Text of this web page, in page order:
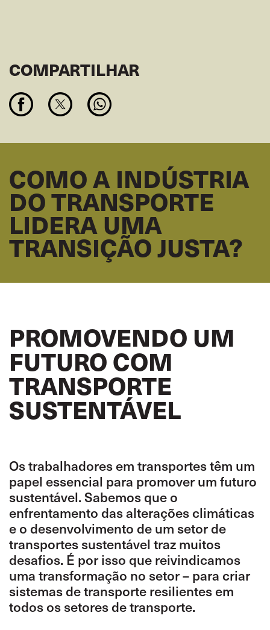
COMPARTILHAR
COMO A INDÚSTRIA
DO TRANSPORTE
LIDERA UMA
TRANSIÇÃO JUSTA?
PROMOVENDO UM
FUTURO COM
TRANSPORTE
SUSTENTÁVEL
Os trabalhadores em transportes têm um
papel essencial para promover um futuro
sustentável. Sabemos que o
enfrentamento das alterações climáticas
e o desenvolvimento de um setor de
transportes sustentável traz muitos
desafios. É por isso que reivindicamos
uma transformação no setor – para criar
sistemas de transporte resilientes em
todos os setores de transporte.